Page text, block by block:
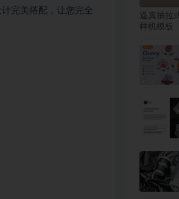
完美搭配，让您完全
逼真抽拉
样机模板